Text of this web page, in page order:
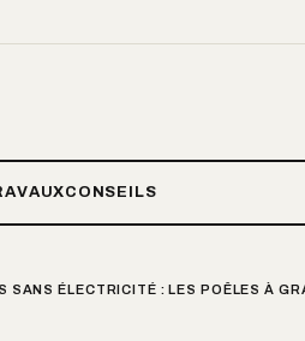
CONSEILS
SANS ÉLECTRICITÉ : LES POÊLES À